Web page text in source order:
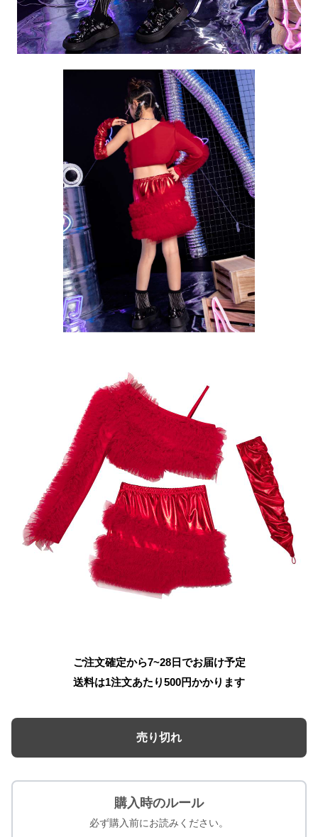
ご注文確定から7~28日でお届け予定
送料は1注文あたり500円かかります
売り切れ
購入時のルール
必ず購入前にお読みください。